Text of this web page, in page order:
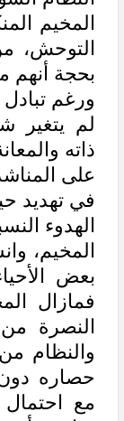
المخيم
التوحش،
بحجة أنهم
ورغم
لم يتغير
ذاته
على
في تهديد
الهدوء
المخيم،
بعض
فمازال
النصرة
والنظام
حصاره
مع